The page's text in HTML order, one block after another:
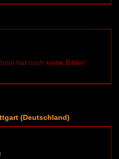
hat noch keine Bilder!
(Deutschland)